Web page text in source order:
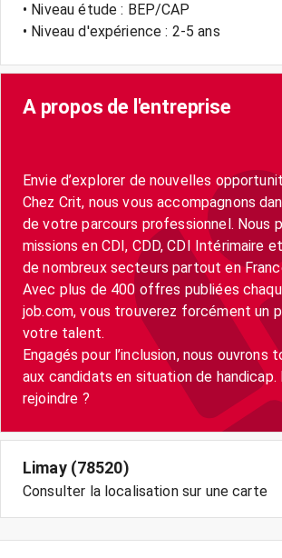
• Niveau étude : BEP/CAP
• Niveau d'expérience : 2-5 ans
A propos de l'entreprise
Envie d’explorer de nouvelles
Chez Crit, nous vous accompagnons
de votre parcours professionnel. Nous
missions en CDI, CDD, CDI Intérimaire
de nombreux secteurs partout en
Avec plus de 400 offres publiées
job.com, vous trouverez forcément un
votre talent.
Engagés pour l’inclusion, nous ouvrons
aux candidats en situation de handicap.
Limay (78520)
Consulter la localisation sur une carte